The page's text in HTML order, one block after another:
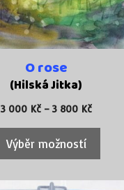
O rose
(Hilská Jitka)
3 000 Kč – 3 800 KčRozpětí
3
Výběr možností